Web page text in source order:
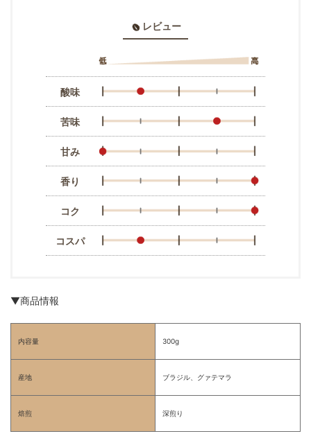
レビュー
酸味
苦味
甘み
香り
コク
コスパ
▼商品情報
内容量 300g
産地 ブラジル、グァテマラ
焙煎 深煎り